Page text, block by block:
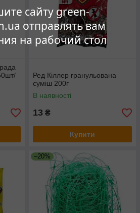
сайту green-
отправлять вам
на рабочий стол
Ред Кіллер гранульована
суміш 200г
В наявності
13 ₴
Купити
–20%